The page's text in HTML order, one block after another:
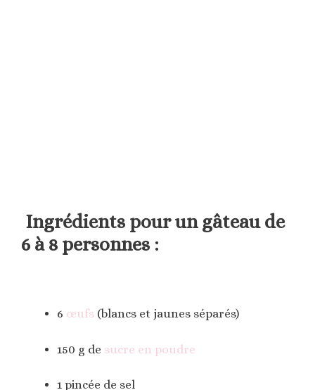
Ingrédients pour un gâteau de
6 à 8 personnes :
6 œufs (blancs et jaunes séparés)
150 g de sucre en poudre
1 pincée de sel